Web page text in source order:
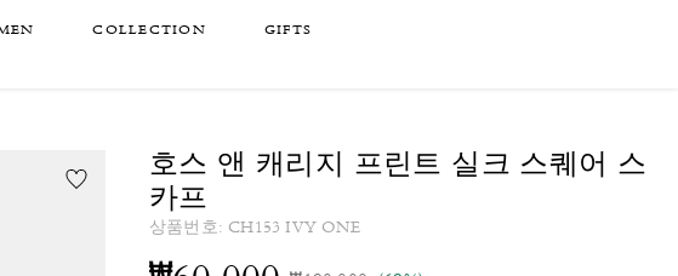
COLLECTION GIFTS
호스 앤 캐리지 프린트 실크 스퀘어 스
카프
상품번호: CH153 IVY ONE